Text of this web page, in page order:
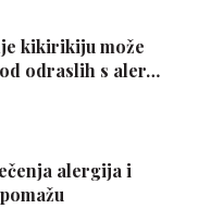
kikirikiju može
odraslih s aler…
alergija i